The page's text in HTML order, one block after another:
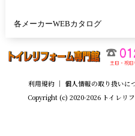
各メーカーWEBカタログ
利用規約 ｜ 個人情報の取り扱いに
Copyright (c) 2020-2026 トイレリ